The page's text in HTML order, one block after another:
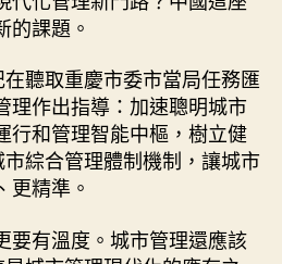
的課題。
聽取重慶市委市當局任務匯
理作出指導：加速聰明城市
行和管理智能中樞，樹立健
市綜合管理體制機制，讓城市
更精準。
要有溫度。城市管理還應該